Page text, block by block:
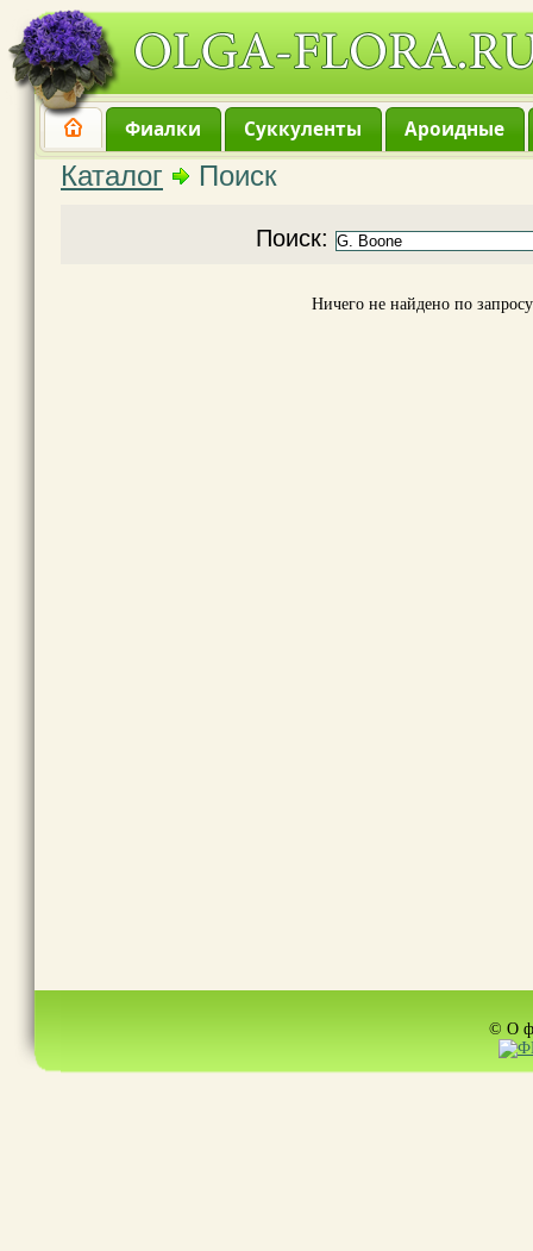
Фиалки Суккуленты Ароидные
Каталог Поиск
Поиск:
Ничего не найдено по
© О